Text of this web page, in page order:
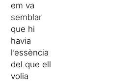
em va
semblar
que hi
havia
l’essència
del que ell
volia